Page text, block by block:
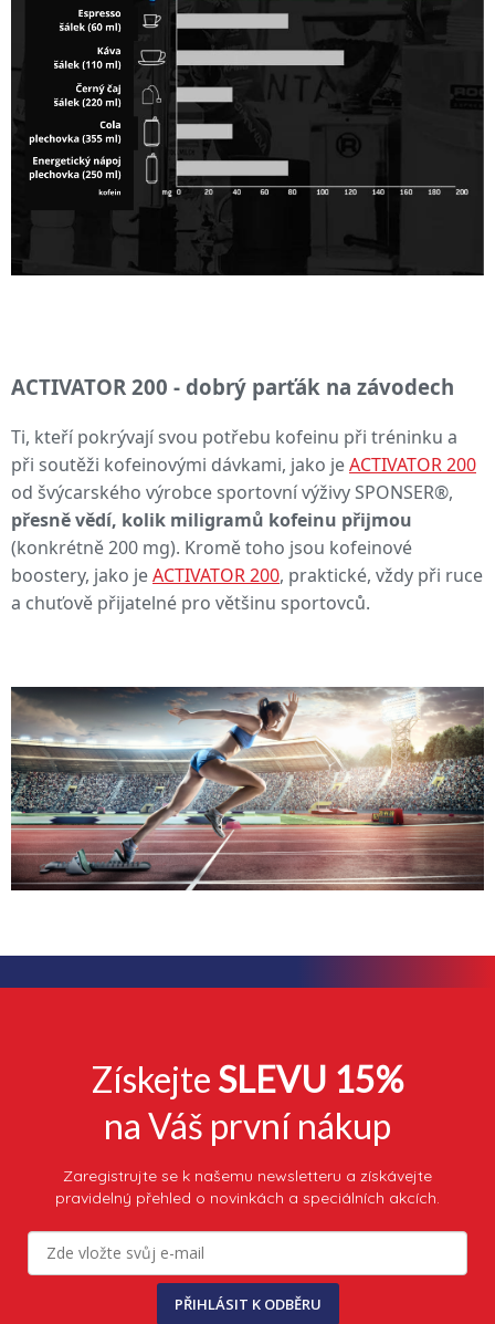
ACTIVATOR 200 - dobrý parťák na závodech
Ti, kteří pokrývají svou potřebu kofeinu při tréninku a
při soutěži kofeinovými dávkami, jako jeACTIVATOR 200
od švýcarského výrobce sportovní výživy SPONSER®,
přesně vědí, kolik miligramů kofeinu přijmou
(konkrétně 200 mg). Kromě toho jsou kofeinové
boostery, jako jeACTIVATOR 200, praktické, vždy při ruce
a chuťově přijatelné pro většinu sportovců.
Získejte SLEVU 15%
na Váš první nákup
Zaregistrujte se k našemu newsletteru a získávejte
pravidelný přehled o novinkách a speciálních akcích.
PŘIHLÁSIT K ODBĚRU